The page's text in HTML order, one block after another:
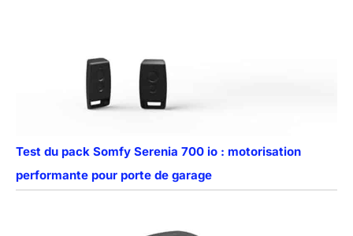
Test du pack Somfy Serenia 700 io : motorisation
performante pour porte de garage